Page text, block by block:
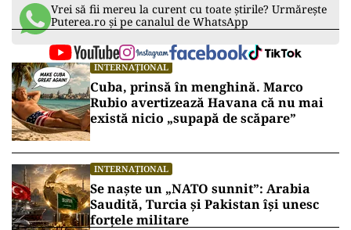
Vrei să fii mereu la curent cu toate știrile? Urmărește
Puterea.ro și pe canalul de WhatsApp
INTERNAȚIONAL
Cuba, prinsă în menghină. Marco
Rubio avertizează Havana că nu mai
există nicio „supapă de scăpare”
INTERNAȚIONAL
Se naște un „NATO sunnit”: Arabia
Saudită, Turcia și Pakistan își unesc
forțele militare